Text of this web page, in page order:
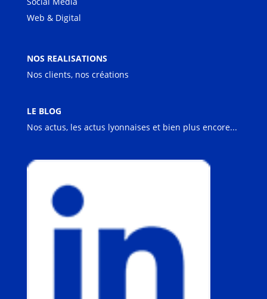
Web & Digital
NOS REALISATIONS
Nos clients, nos créations
LE BLOG
Nos actus, les actus lyonnaises et bien plus encore...